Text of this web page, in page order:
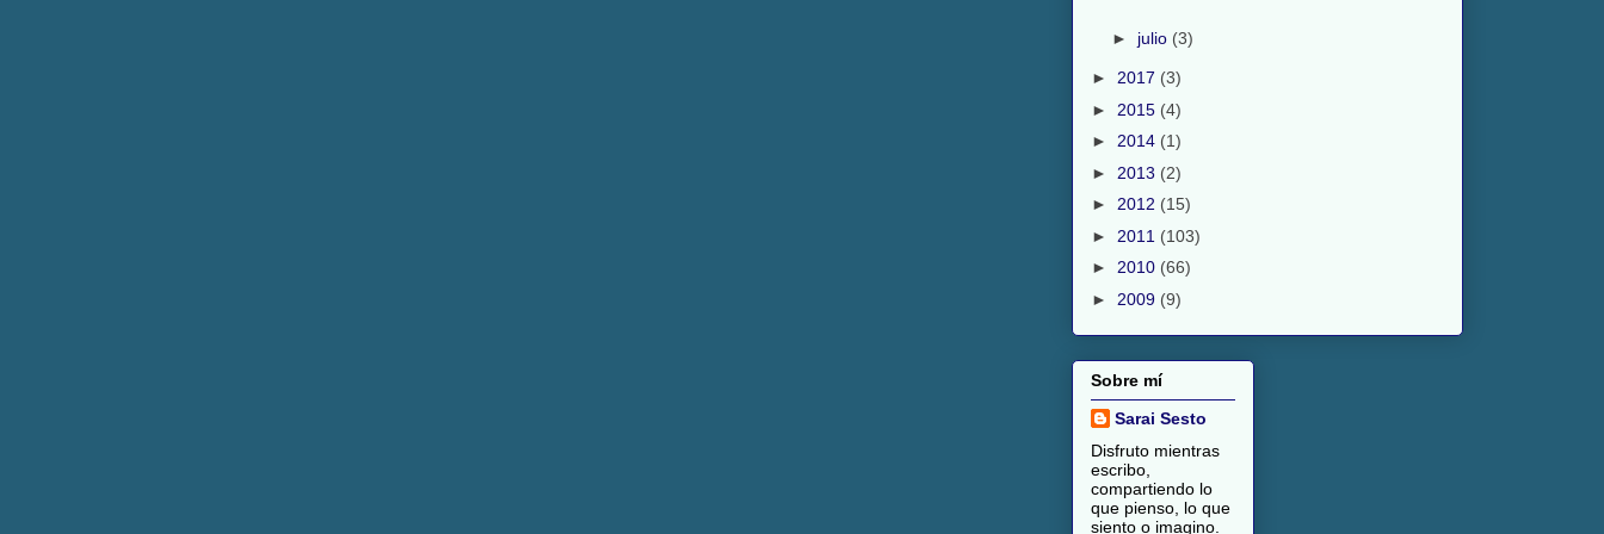
► julio (3)
► 2017 (3)
► 2015 (4)
► 2014 (1)
► 2013 (2)
► 2012 (15)
► 2011 (103)
► 2010 (66)
► 2009 (9)
Sobre mí
Sarai Sesto
Disfruto mientras
escribo,
compartiendo lo
que pienso, lo que
siento o imagino.